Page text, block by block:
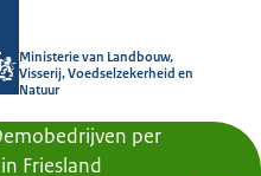
Ministerie van Landbouw,
Visserij, Voedselzekerheid en
Natuur
per
Friesland